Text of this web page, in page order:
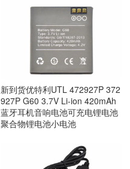
新到货优特利UTL 472927P 372
927P G60 3.7V Li-ion 420mAh
蓝牙耳机音响电池可充电锂电池
聚合物锂电池小电池